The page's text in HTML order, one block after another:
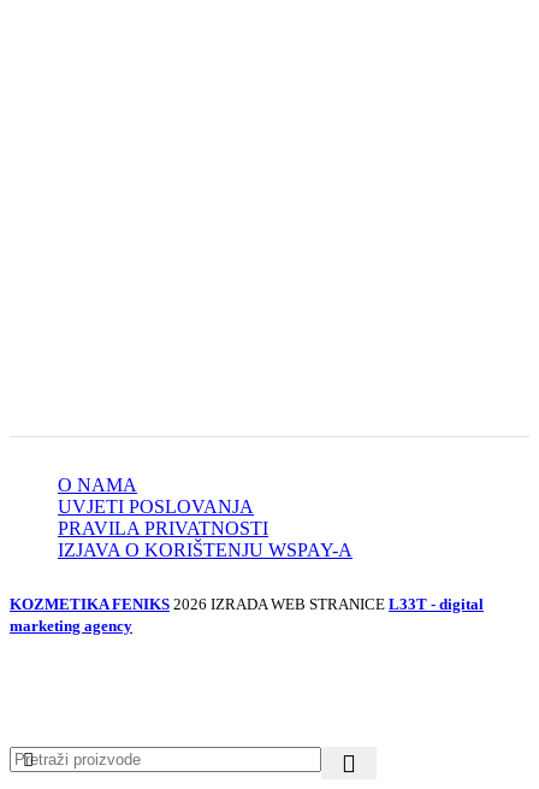
O NAMA
UVJETI POSLOVANJA
PRAVILA PRIVATNOSTI
IZJAVA O KORIŠTENJU WSPAY-A
KOZMETIKA FENIKS 2026 IZRADA WEB STRANICE L33T - digital
marketing agency